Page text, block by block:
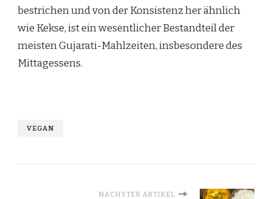
bestrichen und von der Konsistenz her ähnlich
wie Kekse, ist ein wesentlicher Bestandteil der
meisten Gujarati-Mahlzeiten, insbesondere des
Mittagessens.
VEGAN
NÄCHSTER ARTIKEL